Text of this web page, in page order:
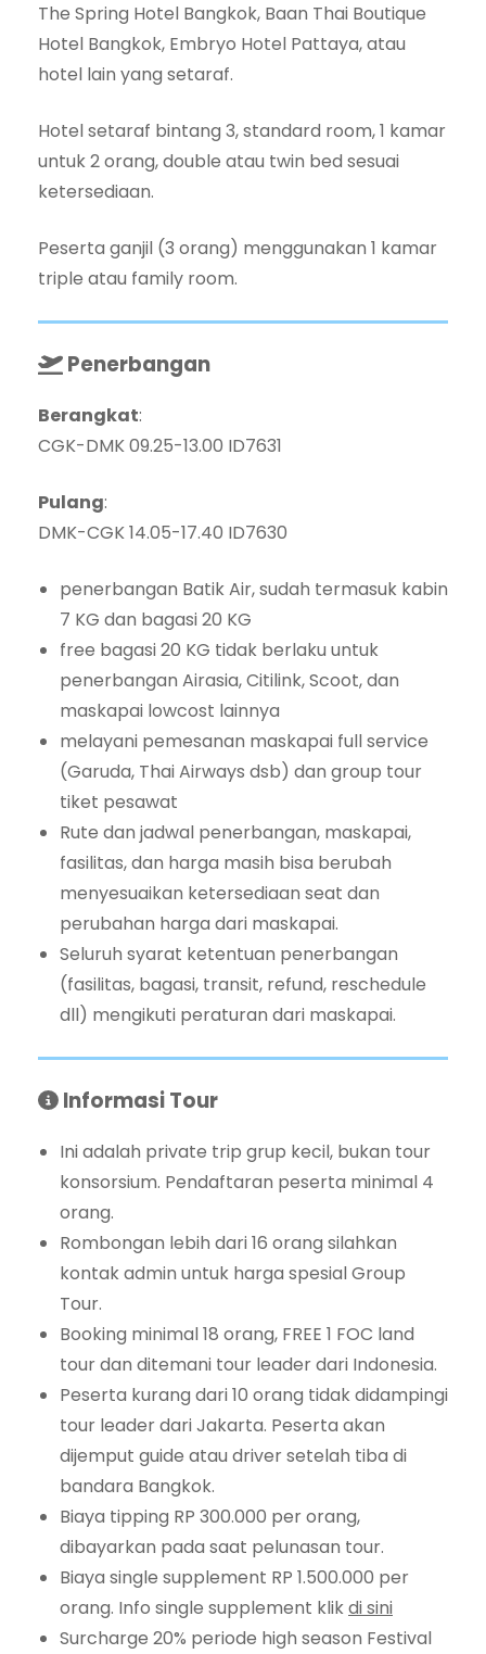
The Spring Hotel Bangkok, Baan Thai Boutique
Hotel Bangkok, Embryo Hotel Pattaya, atau
hotel lain yang setaraf.
Hotel setaraf bintang 3, standard room, 1 kamar
untuk 2 orang, double atau twin bed sesuai
ketersediaan.
Peserta ganjil (3 orang) menggunakan 1 kamar
triple atau family room.
Penerbangan
Berangkat:
CGK-DMK 09.25-13.00 ID7631
Pulang:
DMK-CGK 14.05-17.40 ID7630
penerbangan Batik Air, sudah termasuk kabin
7 KG dan bagasi 20 KG
free bagasi 20 KG tidak berlaku untuk
penerbangan Airasia, Citilink, Scoot, dan
maskapai lowcost lainnya
melayani pemesanan maskapai full service
(Garuda, Thai Airways dsb) dan group tour
tiket pesawat
Rute dan jadwal penerbangan, maskapai,
fasilitas, dan harga masih bisa berubah
menyesuaikan ketersediaan seat dan
perubahan harga dari maskapai.
Seluruh syarat ketentuan penerbangan
(fasilitas, bagasi, transit, refund, reschedule
dll) mengikuti peraturan dari maskapai.
Informasi Tour
Ini adalah private trip grup kecil, bukan tour
konsorsium. Pendaftaran peserta minimal 4
orang.
Rombongan lebih dari 16 orang silahkan
kontak admin untuk harga spesial Group
Tour.
Booking minimal 18 orang, FREE 1 FOC land
tour dan ditemani tour leader dari Indonesia.
Peserta kurang dari 10 orang tidak didampingi
tour leader dari Jakarta. Peserta akan
dijemput guide atau driver setelah tiba di
bandara Bangkok.
Biaya tipping RP 300.000 per orang,
dibayarkan pada saat pelunasan tour.
Biaya single supplement RP 1.500.000 per
orang. Info single supplement klikdi sini
Surcharge 20% periode high season Festival